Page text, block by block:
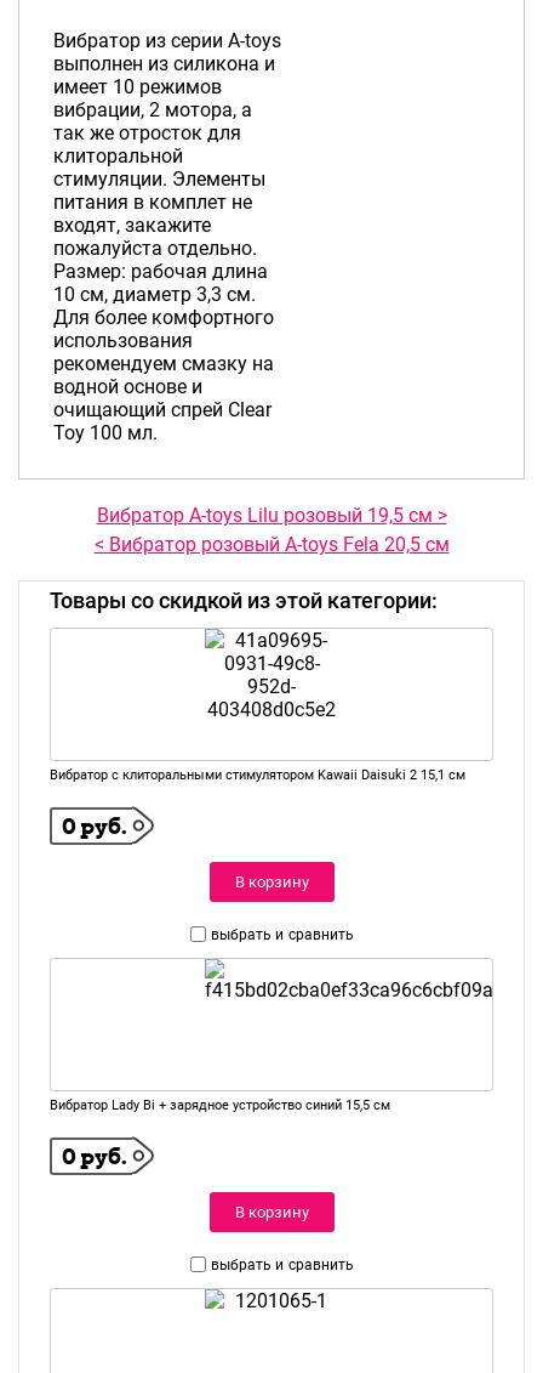
Вибратор из серии A-toys
выполнен из силикона и
имеет 10 режимов
вибрации, 2 мотора, а
так же отросток для
клиторальной
стимуляции. Элементы
питания в комплет не
входят, закажите
пожалуйста отдельно.
Размер: рабочая длина
10 см, диаметр 3,3 см.
Для более комфортного
использования
рекомендуем смазку на
водной основе и
очищающий спрей Clear
Toy 100 мл.
Вибратор A-toys Lilu розовый 19,5 см >
< Вибратор розовый A-toys Fela 20,5 см
Товары со скидкой из этой категории:
Вибратор с клиторальными стимулятором Kawaii Daisuki 2 15,1 см
0 руб.
В корзину
выбрать и сравнить
Вибратор Lady Bi + зарядное устройство синий 15,5 см
0 руб.
В корзину
выбрать и сравнить